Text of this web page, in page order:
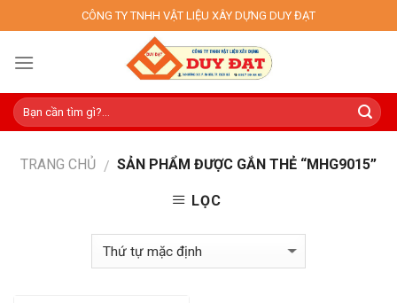
to
content
CÔNG TY TNHH VẬT LIỆU XÂY DỰNG DUY ĐẠT
TRANG CHỦ / SẢN PHẨM ĐƯỢC GẮN THẺ “MHG9015”
LỌC